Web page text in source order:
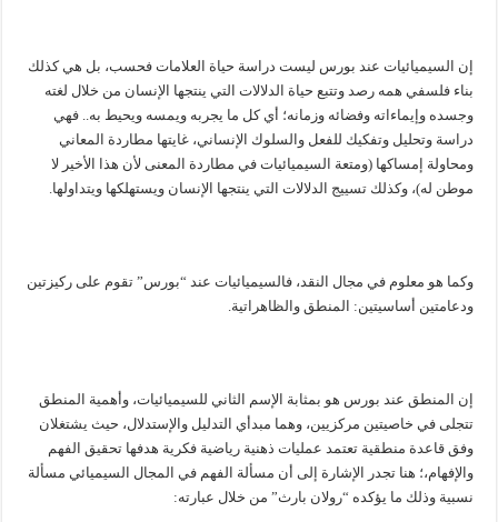
إن السيميائيات عند بورس ليست دراسة حياة العلامات فحسب، بل هي كذلك
بناء فلسفي همه رصد وتتبع حياة الدلالات التي ينتجها الإنسان من خلال لغته
وجسده وإيماءاته وفضائه وزمانه؛ أي كل ما يجربه ويمسه ويحيط به.. فهي
دراسة وتحليل وتفكيك للفعل والسلوك الإنساني، غايتها مطاردة المعاني
ومحاولة إمساكها (ومتعة السيميائيات في مطاردة المعنى لأن هذا الأخير لا
موطن له)، وكذلك تسييج الدلالات التي ينتجها الإنسان ويستهلكها ويتداولها.
وكما هو معلوم في مجال النقد، فالسيميائيات عند “بورس” تقوم على ركيزتين
ودعامتين أساسيتين: المنطق والظاهراتية.
إن المنطق عند بورس هو بمثابة الإسم الثاني للسيميائيات، وأهمية المنطق
تتجلى في خاصيتين مركزيين، وهما مبدأي التدليل والإستدلال، حيث يشتغلان
وفق قاعدة منطقية تعتمد عمليات ذهنية رياضية فكرية هدفها تحقيق الفهم
والإفهام،؛ هنا تجدر الإشارة إلى أن مسألة الفهم في المجال السيميائي مسألة
نسبية وذلك ما يؤكده “رولان بارث” من خلال عبارته: